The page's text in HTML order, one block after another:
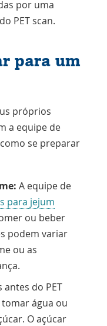
por uma
PET scan.
para um
próprios
a equipe de
se preparar
A equipe de
para jejum
ou beber
podem variar
ou as
do PET
água ou
O açúcar